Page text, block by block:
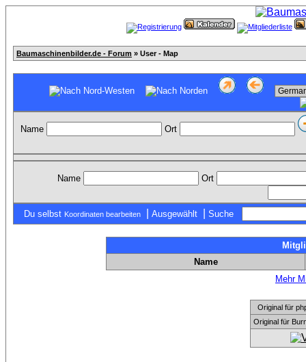
Baumaschinenbilder.de - Forum » User - Map
Name Ort
Name Ort
Du selbst Koordinaten bearbeiten Ausgewählt Suche
Name
Mehr
Original für
Original für